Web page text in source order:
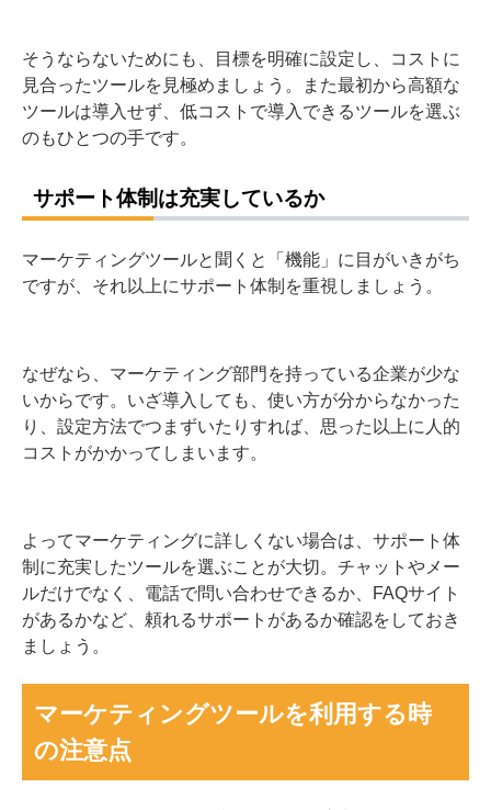
そうならないためにも、目標を明確に設定し、コストに
見合ったツールを見極めましょう。また最初から高額な
ツールは導入せず、低コストで導入できるツールを選ぶ
のもひとつの手です。
サポート体制は充実しているか
マーケティングツールと聞くと「機能」に目がいきがち
ですが、それ以上にサポート体制を重視しましょう。
なぜなら、マーケティング部門を持っている企業が少な
いからです。いざ導入しても、使い方が分からなかった
り、設定方法でつまずいたりすれば、思った以上に人的
コストがかかってしまいます。
よってマーケティングに詳しくない場合は、サポート体
制に充実したツールを選ぶことが大切。チャットやメー
ルだけでなく、電話で問い合わせできるか、FAQサイト
があるかなど、頼れるサポートがあるか確認をしておき
ましょう。
マーケティングツールを利用する時
の注意点